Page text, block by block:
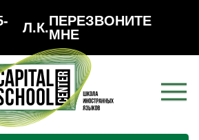
Л.К.ПЕРЕЗВОНИТЕ
МНЕ